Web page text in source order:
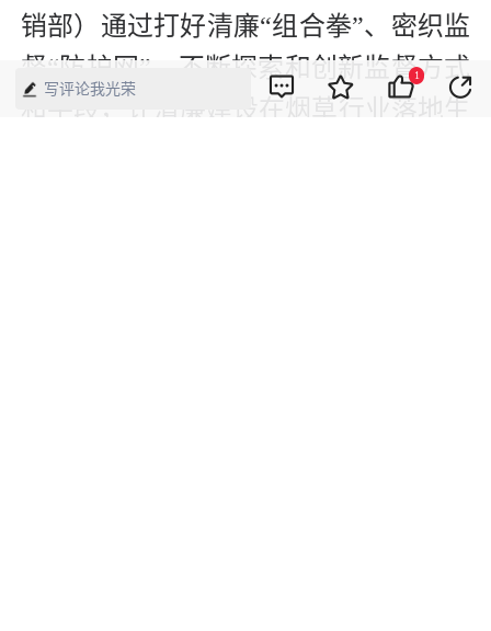
销部）通过打好清廉“组合拳”、密织监
督“防护网”，不断探索和创新监督方式
和手段，让清廉建设在烟草行业落地生
写评论我光荣
1